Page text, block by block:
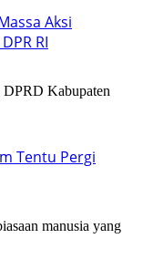
Aksi
RI
Kabupaten
Tentu Pergi
manusia yang